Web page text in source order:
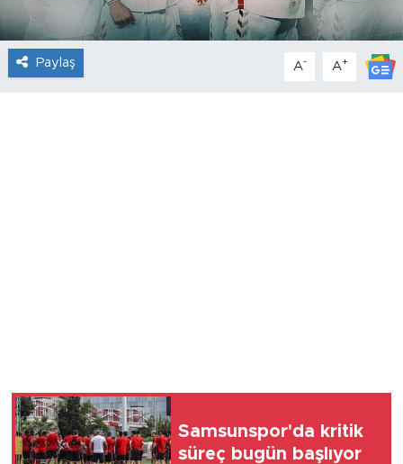
Paylaş A- A+
Samsunspor'da kritik
süreç bugün başlıyor